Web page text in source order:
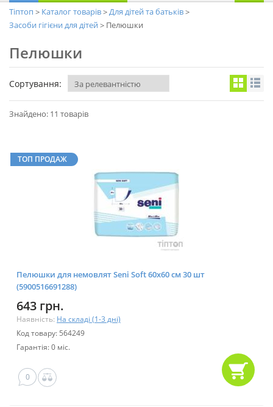
Тіптоп Каталог товарів
Для дітей та батьків
Засоби гігієни для дітей
Пелюшки
Пелюшки
Сортування:
Знайдено: 11 товарів
ТОП ПРОДАЖ
Пелюшки для немовлят Seni Soft 60x60 см 30 шт
(5900516691288)
643 грн.
Наявність: На складі (1-3 дні)
Код товару: 564249
Гарантія: 0 міс.
0